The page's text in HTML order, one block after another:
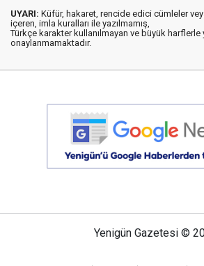
UYARI: Küfür, hakaret, rencide edici cümleler
içeren, imla kuralları ile yazılmamış,
Türkçe karakter kullanılmayan ve büyük harflerle
onaylanmamaktadır.
Yenigün Gazetesi ©